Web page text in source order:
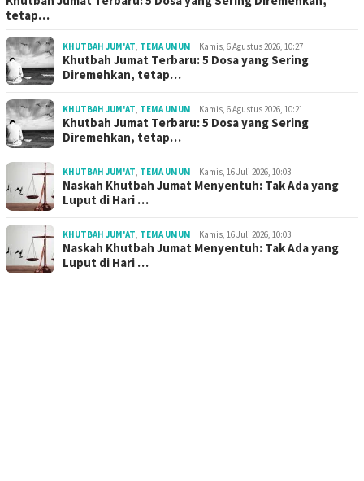
tetap…
KHUTBAH JUM'AT TEMA UMUM Kamis, 6 Agustus 2026, 10:27
Khutbah Jumat Terbaru: 5 Dosa yang Sering
Diremehkan, tetap…
KHUTBAH JUM'AT TEMA UMUM Kamis, 6 Agustus 2026, 10:21
Khutbah Jumat Terbaru: 5 Dosa yang Sering
Diremehkan, tetap…
KHUTBAH JUM'AT TEMA UMUM Kamis, 16 Juli 2026, 10:03
Naskah Khutbah Jumat Menyentuh: Tak Ada yang
Luput di Hari …
KHUTBAH JUM'AT TEMA UMUM Kamis, 16 Juli 2026, 10:03
Naskah Khutbah Jumat Menyentuh: Tak Ada yang
Luput di Hari …